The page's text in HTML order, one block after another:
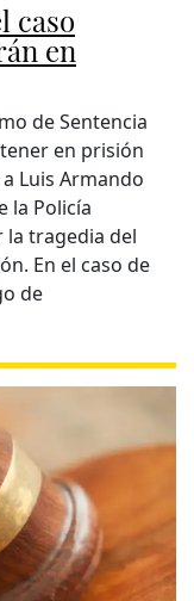
caso
en
de Sentencia
en prisión
Luis Armando
la Policía
la tragedia del
En el caso de
de